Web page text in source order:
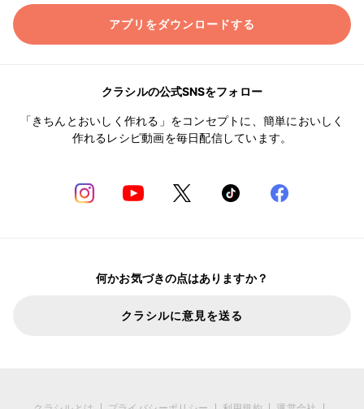
アプリをダウンロードする
クラシルの公式SNSをフォロー
「きちんとおいしく作れる」をコンセプトに、簡単においしく
作れるレシピ動画を毎日配信しています。
何かお気づきの点はありますか？
クラシルに意見を送る